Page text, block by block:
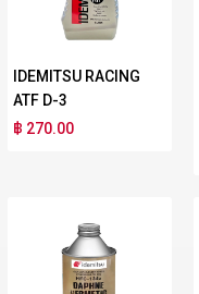
IDEMITSU RACING
ATF D-3
฿ 270.00